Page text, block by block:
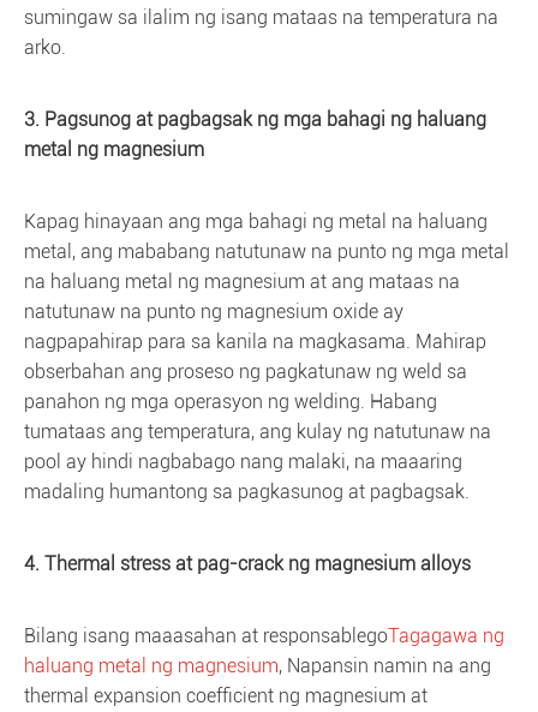
sumingaw sa ilalim ng isang mataas na temperatura na
arko.
3. Pagsunog at pagbagsak ng mga bahagi ng haluang
metal ng magnesium
Kapag hinayaan ang mga bahagi ng metal na haluang
metal, ang mababang natutunaw na punto ng mga metal
na haluang metal ng magnesium at ang mataas na
natutunaw na punto ng magnesium oxide ay
nagpapahirap para sa kanila na magkasama. Mahirap
obserbahan ang proseso ng pagkatunaw ng weld sa
panahon ng mga operasyon ng welding. Habang
tumataas ang temperatura, ang kulay ng natutunaw na
pool ay hindi nagbabago nang malaki, na maaaring
madaling humantong sa pagkasunog at pagbagsak.
4. Thermal stress at pag-crack ng magnesium alloys
Bilang isang maaasahan at responsablegoTagagawa ng
haluang metal ng magnesium, Napansin namin na ang
thermal expansion coefficient ng magnesium at